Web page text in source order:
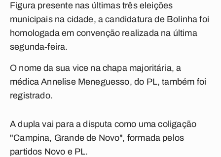
Figura presente nas últimas três eleições
municipais na cidade, a candidatura de Bolinha foi
homologada em convenção realizada na última
segunda-feira.
O nome da sua vice na chapa majoritária, a
médica Annelise Meneguesso, do PL, também foi
registrado.
A dupla vai para a disputa como uma coligação
"Campina, Grande de Novo", formada pelos
partidos Novo e PL.